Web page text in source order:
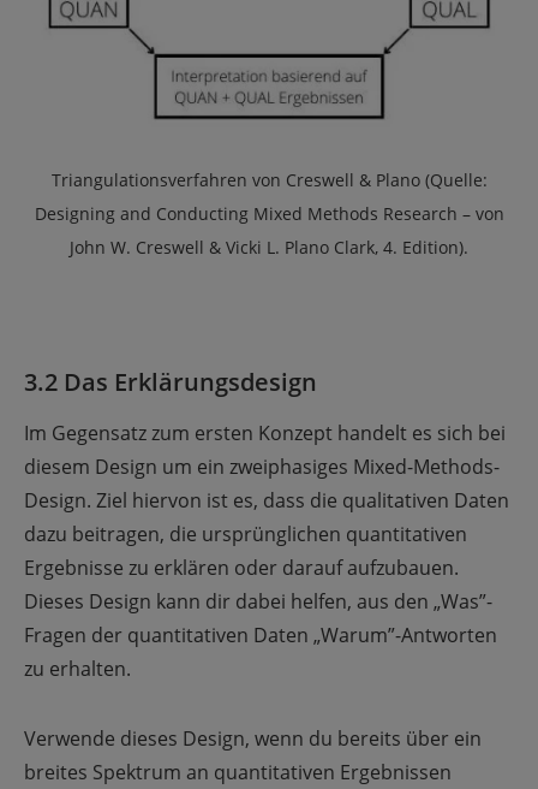
Triangulationsverfahren von Creswell & Plano (Quelle:
Designing and Conducting Mixed Methods Research – von
John W. Creswell & Vicki L. Plano Clark, 4. Edition).
3.2 Das Erklärungsdesign
Im Gegensatz zum ersten Konzept handelt es sich bei
diesem Design um ein zweiphasiges Mixed-Methods-
Design. Ziel hiervon ist es, dass die qualitativen Daten
dazu beitragen, die ursprünglichen quantitativen
Ergebnisse zu erklären oder darauf aufzubauen.
Dieses Design kann dir dabei helfen, aus den „Was”-
Fragen der quantitativen Daten „Warum”-Antworten
zu erhalten.
Verwende dieses Design, wenn du bereits über ein
breites Spektrum an quantitativen Ergebnissen